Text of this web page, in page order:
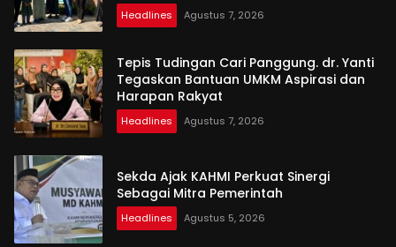
Headlines Agustus 7, 2026
Tepis Tudingan Cari Panggung. dr. Yanti
Tegaskan Bantuan UMKM Aspirasi dan
Harapan Rakyat
Headlines Agustus 7, 2026
Sekda Ajak KAHMI Perkuat Sinergi
Sebagai Mitra Pemerintah
Headlines Agustus 5, 2026